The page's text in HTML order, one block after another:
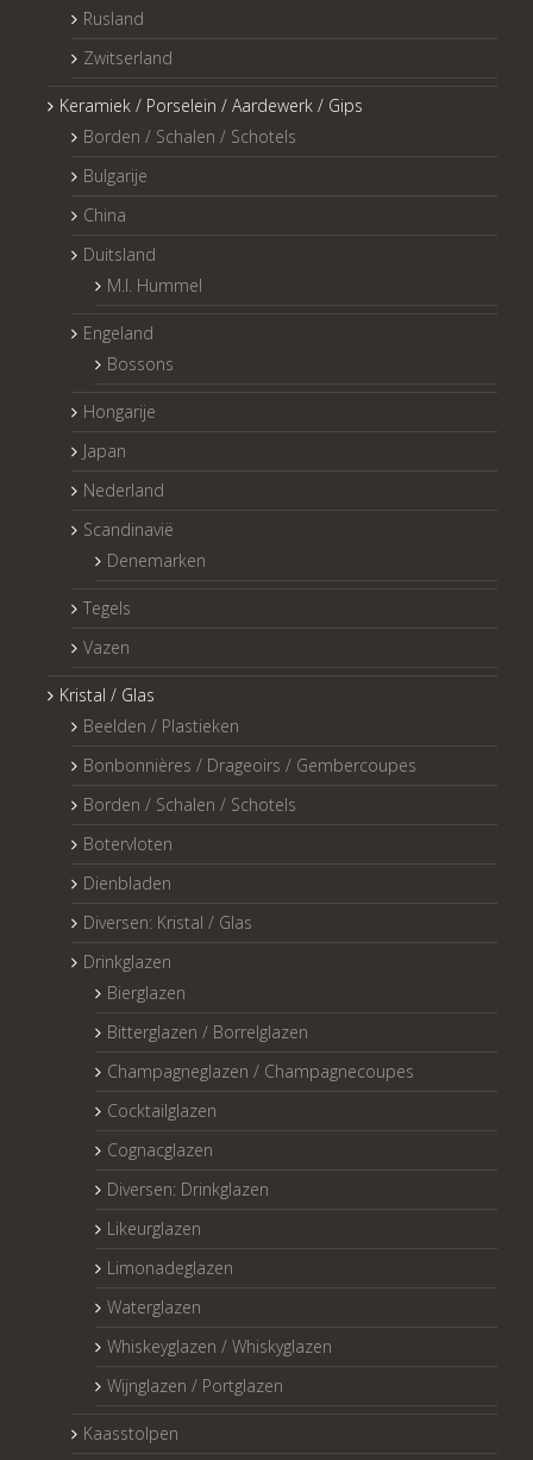
Rusland
Zwitserland
Keramiek / Porselein / Aardewerk / Gips
Borden / Schalen / Schotels
Bulgarije
China
Duitsland
M.I. Hummel
Engeland
Bossons
Hongarije
Japan
Nederland
Scandinavië
Denemarken
Tegels
Vazen
Kristal / Glas
Beelden / Plastieken
Bonbonnières / Drageoirs / Gembercoupes
Borden / Schalen / Schotels
Botervloten
Dienbladen
Diversen: Kristal / Glas
Drinkglazen
Bierglazen
Bitterglazen / Borrelglazen
Champagneglazen / Champagnecoupes
Cocktailglazen
Cognacglazen
Diversen: Drinkglazen
Likeurglazen
Limonadeglazen
Waterglazen
Whiskeyglazen / Whiskyglazen
Wijnglazen / Portglazen
Kaasstolpen